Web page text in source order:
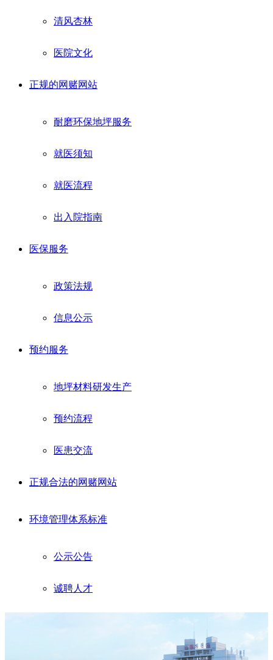
清风杏林
医院文化
正规的网赌网站
耐磨环保地坪服务
就医须知
就医流程
出入院指南
医保服务
政策法规
信息公示
预约服务
地坪材料研发生产
预约流程
医患交流
正规合法的网赌网站
环境管理体系标准
公示公告
诚聘人才